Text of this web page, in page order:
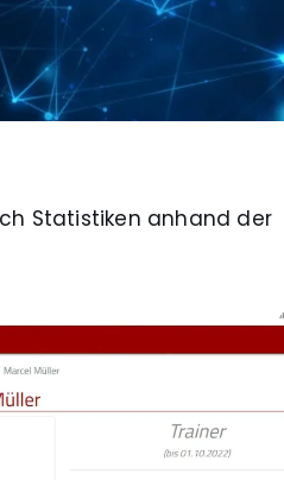
Statistiken anhand der